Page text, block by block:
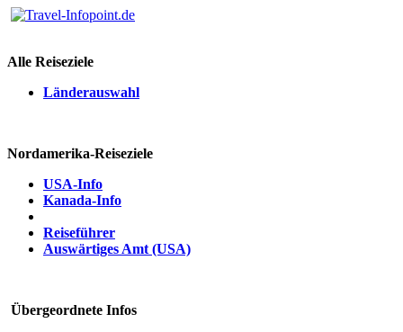
Alle Reiseziele
Länderauswahl
Nordamerika-Reiseziele
USA-Info
Kanada-Info
Reiseführer
Auswärtiges Amt (USA)
Übergeordnete Infos